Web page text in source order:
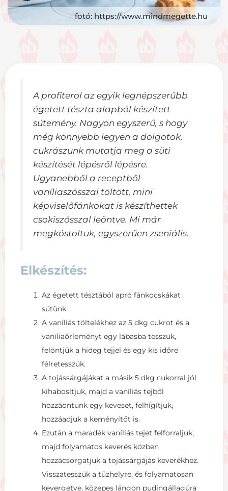
fotó: https://www.mindmegette.hu
A profiterol az egyik legnépszerűbb
égetett tészta alapból készített
sütemény. Nagyon egyszerű, s hogy
még könnyebb legyen a dolgotok,
cukrászunk mutatja meg a süti
készítését lépésről lépésre.
Ugyanebből a receptből
vaníliaszósszal töltött, mini
képviselőfánkokat is készíthettek
csokiszósszal leöntve. Mi már
megkóstoltuk, egyszerűen zseniális.
Elkészítés:
Az égetett tésztából apró fánkocskákat
sütünk.
A vaníliás töltelékhez az 5 dkg cukrot és a
vaníliaőrleményt egy lábasba tesszük,
felöntjük a hideg tejjel és egy kis időre
félretesszük.
A tojássárgájákat a másik 5 dkg cukorral jól
kihabosítjuk, majd a vaníliás tejből
hozzáöntünk egy keveset, felhígítjuk,
hozzáadjuk a keményítőt is.
Ezután a maradék vaníliás tejet felforraljuk,
majd folyamatos keverés közben
hozzácsorgatjuk a tojássárgájás keverékhez.
Visszatesszük a tűzhelyre, és folyamatosan
kevergetve, közepes lángon pudingállagúra